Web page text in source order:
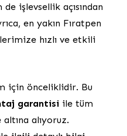
işlevsellik açısından
en yakın Fıratpen
hızlı ve etkili
için önceliklidir. Bu
garantisi ile tüm
alıyoruz.